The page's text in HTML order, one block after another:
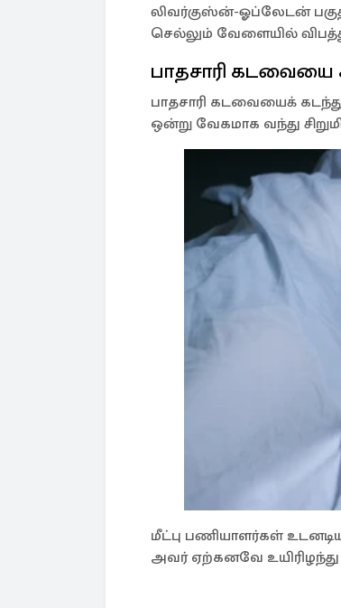
லிவர்குஸ்ன்-ஓப்லேடன்
செல்லும் வேளையில்
பாதசாரி
பாதசாரி கடவையைக்
ஒன்று வேகமாக வந்து
மீட்பு பணியாளர்கள்
அவர் ஏற்கனவே